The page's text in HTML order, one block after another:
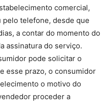
comercial,
telefone, desde que
a contar do momento do
assinatura do serviço.
pode solicitar o
esse prazo, o consumidor
o motivo do
proceder a